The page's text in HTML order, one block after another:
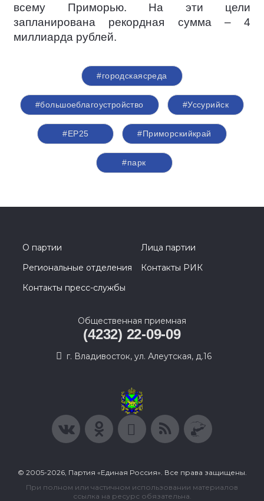
всему Приморью. На эти цели
запланирована рекордная сумма – 4
миллиарда рублей.
#городскаясреда
#большоеблагоустройство #Уссурийск
#ЕР25 #Приморскийкрай
#парк
О партии
Лица партии
Региональные отделения
Контакты РИК
Контакты пресс-службы
Общественная приемная
(4232) 22-09-09
г. Владивосток, ул. Алеутская, д.16
© 2005-2026, Партия «Единая Россия». Все права защищены.
При полном или частичном использовании материалов
ссылка на ресурс обязательна.